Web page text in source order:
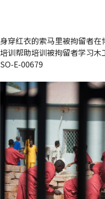
身穿红衣的索马里被拘留者
培训帮助培训被拘留者学习
SO-E-00679